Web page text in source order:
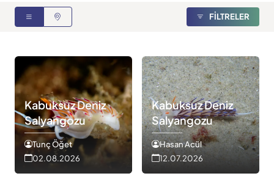
FİLTRELER
Kabuksuz Deniz
Salyangozu
Tunç Öğet
02.08.2026
Kabuksuz Deniz
Salyangozu
Hasan Acül
12.07.2026